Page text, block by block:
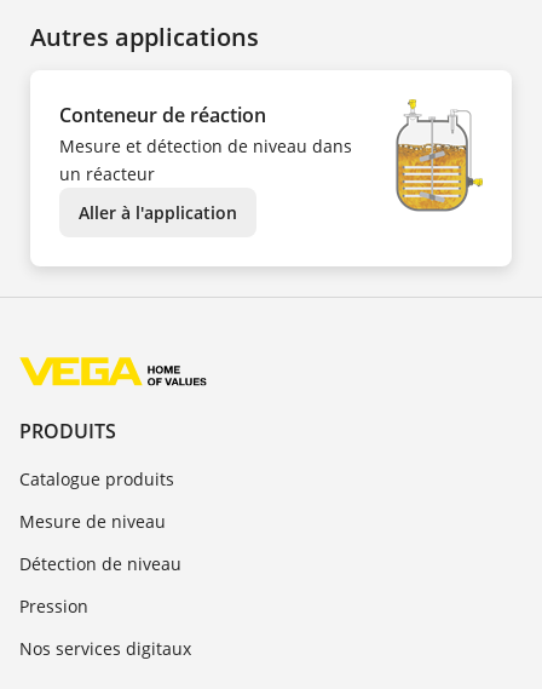
Autres applications
Conteneur de réaction
Mesure et détection de niveau dans
un réacteur
Aller à l'application
PRODUITS
Catalogue produits
Mesure de niveau
Détection de niveau
Pression
Nos services digitaux